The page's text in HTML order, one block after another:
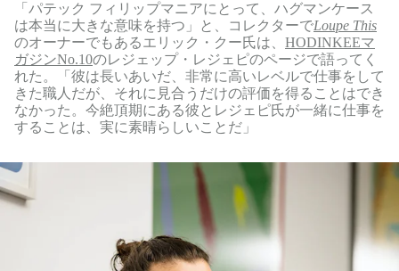
「パテック フィリップマニアにとって、ハグマンケース
は本当に大きな意味を持つ」と、コレクターでLoupe This
のオーナーでもあるエリック・クー氏は、 HODINKEEマ
ガジンNo.10のレジェップ・レジェピのページで語ってく
れた。「彼は長いあいだ、非常に高いレベルで仕事をして
きた職人だが、それに見合うだけの評価を得ることはでき
なかった。今絶頂期にある彼とレジェピ氏が一緒に仕事を
することは、実に素晴らしいことだ」